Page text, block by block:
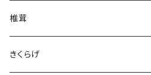
椎茸
きくらげ